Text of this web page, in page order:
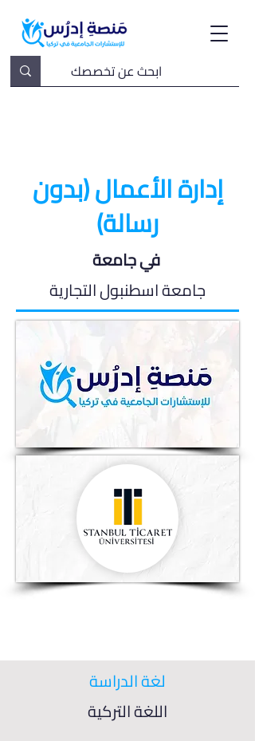
إدارة الأعمال (بدون
رسالة)
في جامعة
جامعة اسطنبول التجارية
لغة الدراسة
اللغة التركية